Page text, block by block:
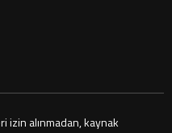
izin alınmadan, kaynak